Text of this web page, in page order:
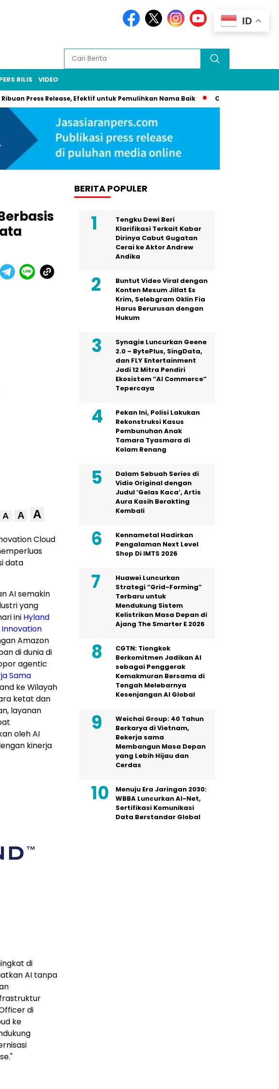
RILIS VIDEO
Release, Efektif untuk Pemulihkan Nama Baik Cannes 2025: Syahrini
A A A
Cloud
data
AI semakin
yang
ini Hyland
Amazon
di dunia di
agentic
Sama
ke Wilayah
ketat dan
layanan
oleh AI
kinerja
di
AI tanpa
di
ke
BERITA POPULER
Tengku Dewi Beri
Klarifikasi Terkait Kabar
Dirinya Cabut Gugatan
Cerai ke Aktor Andrew
Andika
Buntut Video Viral dengan
Konten Mesum Jillat Es
Krim, Selebgram Oklin Fia
Harus Berurusan dengan
Hukum
Synagie Luncurkan Geene
2.0 – BytePlus, SingData,
dan FLY Entertainment
Jadi 12 Mitra Pendiri
Ekosistem “AI Commerce”
Tepercaya
Pekan Ini, Polisi Lakukan
Rekonstruksi Kasus
Pembunuhan Anak
Tamara Tyasmara di
Kolam Renang
Dalam Sebuah Series di
Vidio Original dengan
Judul ‘Gelas Kaca’, Artis
Aura Kasih Berakting
Kembali
Kennametal Hadirkan
Pengalaman Next Level
Shop Di IMTS 2026
Huawei Luncurkan
Strategi “Grid-Forming”
Terbaru untuk
Mendukung Sistem
Kelistrikan Masa Depan di
Ajang The Smarter E 2026
CGTN: Tiongkok
Berkomitmen Jadikan AI
sebagai Penggerak
Kemakmuran Bersama di
Tengah Melebarnya
Kesenjangan AI Global
Weichai Group: 40 Tahun
Berkarya di Vietnam,
Bekerja sama
Membangun Masa Depan
yang Lebih Hijau dan
Cerdas
Menuju Era Jaringan 2030:
WBBA Luncurkan AI-Net,
Sertifikasi Komunikasi
Data Berstandar Global
ID